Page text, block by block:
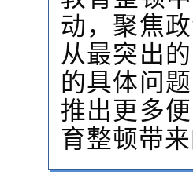
动，聚焦
从最突出
的具体问
推出更多
育整顿带